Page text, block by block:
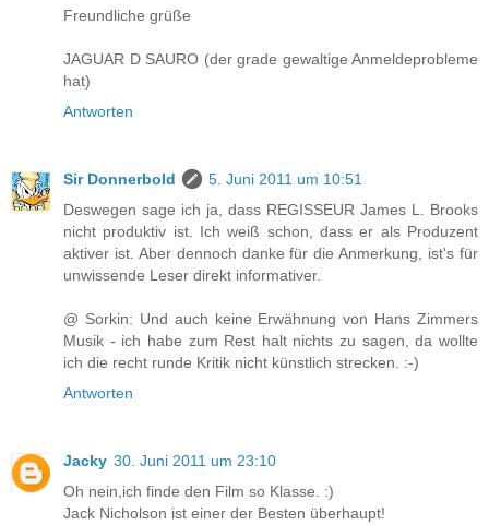
Freundliche grüße
JAGUAR D SAURO (der grade gewaltige Anmeldeprobleme
hat)
Antworten
Sir Donnerbold
5. Juni 2011 um 10:51
Deswegen sage ich ja, dass REGISSEUR James L. Brooks
nicht produktiv ist. Ich weiß schon, dass er als Produzent
aktiver ist. Aber dennoch danke für die Anmerkung, ist's für
unwissende Leser direkt informativer.
@ Sorkin: Und auch keine Erwähnung von Hans Zimmers
Musik - ich habe zum Rest halt nichts zu sagen, da wollte
ich die recht runde Kritik nicht künstlich strecken. :-)
Antworten
Jacky 30. Juni 2011 um 23:10
Oh nein,ich finde den Film so Klasse. :)
Jack Nicholson ist einer der Besten überhaupt!